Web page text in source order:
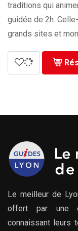
traditions qui
guidée de 2h.
grands sites et
Le meilleur de
offert par une
connaissant leurs